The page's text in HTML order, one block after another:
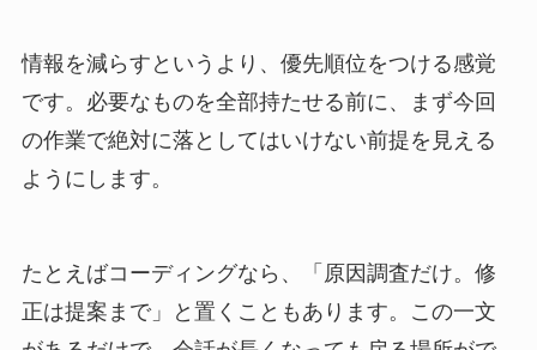
情報を減らすというより、優先順位をつける感覚
です。必要なものを全部持たせる前に、まず今回
の作業で絶対に落としてはいけない前提を見える
ようにします。
たとえばコーディングなら、「原因調査だけ。修
正は提案まで」と置くこともあります。この一文